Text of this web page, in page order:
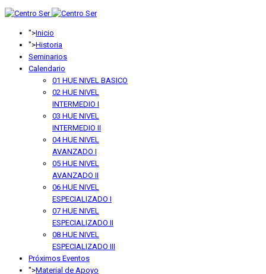
">Inicio
">Historia
Seminarios
Calendario
01 HUE NIVEL BASICO
02 HUE NIVEL
INTERMEDIO I
03 HUE NIVEL
INTERMEDIO II
04 HUE NIVEL
AVANZADO I
05 HUE NIVEL
AVANZADO II
06 HUE NIVEL
ESPECIALIZADO I
07 HUE NIVEL
ESPECIALIZADO II
08 HUE NIVEL
ESPECIALIZADO III
Próximos Eventos
">Material de Apoyo
anterior
anterior
año
mes